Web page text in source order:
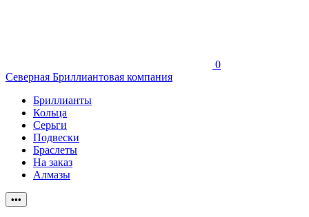
0
Северная Бриллиантовая компания
Бриллианты
Кольца
Серьги
Подвески
Браслеты
На заказ
Алмазы
•••